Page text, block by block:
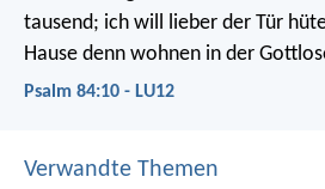
tausend; ich will lieber der Tür
Hause denn wohnen in der
Psalm 84:10 - LU12
Verwandte Themen